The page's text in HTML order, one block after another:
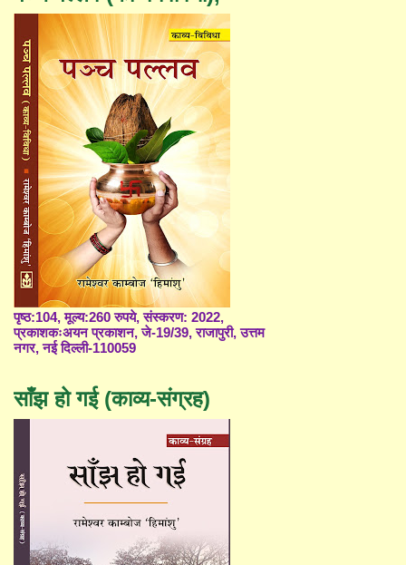
पृष्ठ:104, मूल्य:260 रुपये, संस्करण: 2022,
प्रकाशकःअयन प्रकाशन, जे-19/39, राजापुरी, उत्तम
नगर, नई दिल्ली-110059
साँझ हो गई (काव्य-संग्रह)